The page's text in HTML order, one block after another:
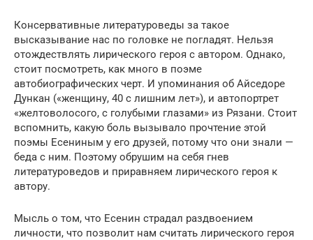
Консервативные литературоведы за такое
высказывание нас по головке не погладят. Нельзя
отождествлять лирического героя с автором. Однако,
стоит посмотреть, как много в поэме
автобиографических черт. И упоминания об Айседоре
Дункан («женщину, 40 с лишним лет»), и автопортрет
«желтоволосого, с голубыми глазами» из Рязани. Стоит
вспомнить, какую боль вызывало прочтение этой
поэмы Есениным у его друзей, потому что они знали —
беда с ним. Поэтому обрушим на себя гнев
литературоведов и приравняем лирического героя к
автору.
Мысль о том, что Есенин страдал раздвоением
личности, что позволит нам считать лирического героя